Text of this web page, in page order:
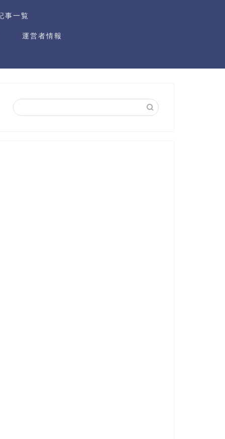
事一覧
運営者情報